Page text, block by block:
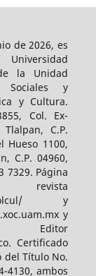
de 2026, es
la Unidad
Sociales y
y Cultura.
Col. Ex-
C.P.
Hueso 1100,
C.P. 04960,
7329. Página
polcul/ y
y
Editor
Certificado
del Título No.
4130, ambos